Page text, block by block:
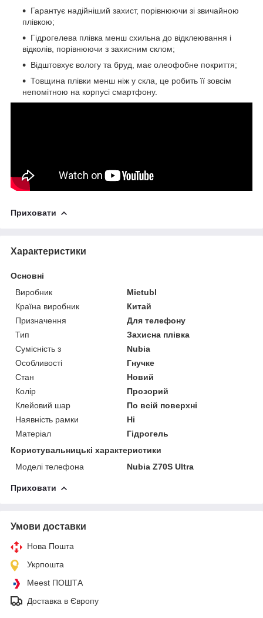
Гарантує надійніший захист, порівнюючи зі звичайною
плівкою;
Гідрогелева плівка менш схильна до відклеювання і
відколів, порівнюючи з захисним склом;
Відштовхує вологу та бруд, має олеофобне покриття;
Товщина плівки менш ніж у скла, це робить її зовсім
непомітною на корпусі смартфону.
Приховати
Характеристики
Основні
Виробник
Mietubl
Країна виробник
Китай
Призначення
Для телефону
Тип
Захисна плівка
Сумісність з
Nubia
Особливості
Гнучке
Стан
Новий
Колір
Прозорий
Клейовий шар
По всій поверхні
Наявність рамки
Ні
Матеріал
Гідрогель
Користувальницькі характеристики
Моделі телефона
Nubia Z70S Ultra
Приховати
Умови доставки
Нова Пошта
Укрпошта
Meest ПОШТА
Доставка в Європу